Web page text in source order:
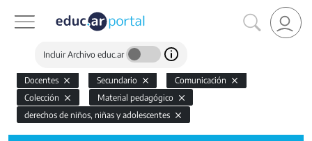
Incluir Archivo educ.ar
Docentes Secundario
Comunicación
Colección
Material pedagógico
derechos de niños, niñas y adolescentes